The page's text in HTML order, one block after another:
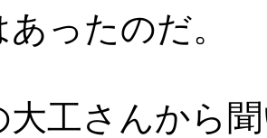
ったのだ。
工さんから聞